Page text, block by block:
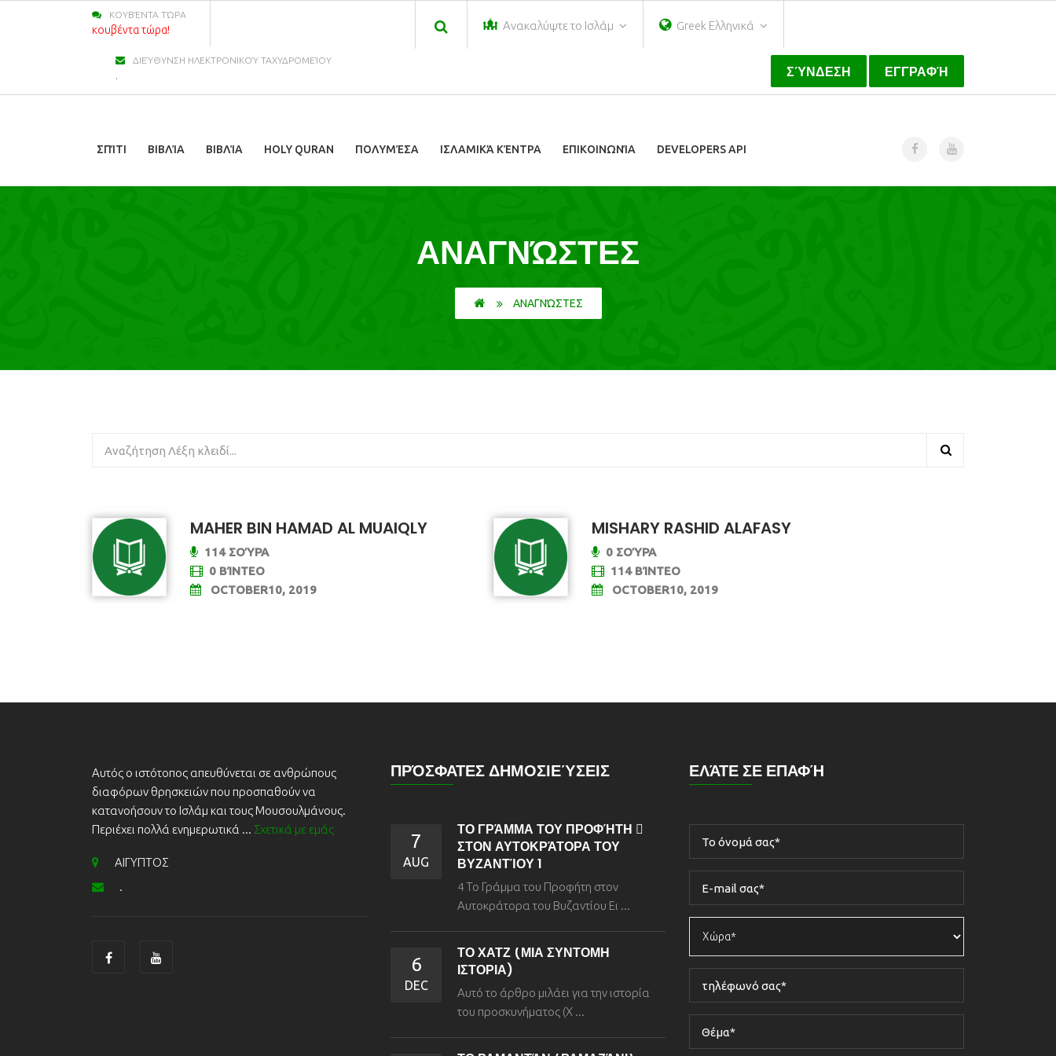
ΚΟΥΒΈΝΤΑ ΤΏΡΑ
κουβέντα τώρα!
ΔΙΕΎΘΥΝΣΗ ΗΛΕΚΤΡΟΝΙΚΟΎ ΤΑΧΥΔΡΟΜΕΊΟΥ
.
Ανακαλύψτε το Ισλάμ Greek Ελληνικά
ΣΎΝΔΕΣΗ ΕΓΓΡΑΦΉ
ΣΠΊΤΙ ΒΙΒΛΊΑ ΒΙΒΛΊΑ HOLY QURAN ΠΟΛΥΜΈΣΑ ΙΣΛΑΜΙΚΆ ΚΈΝΤΡΑ ΕΠΙΚΟΙΝΩΝΊΑ DEVELOPERS API
ΑΝΑΓΝΏΣΤΕΣ
ΑΝΑΓΝΏΣΤΕΣ
MAHER BIN HAMAD AL MUAIQLY
114 ΣΟΎΡΑ
0 ΒΊΝΤΕΟ
OCTOBER10, 2019
MISHARY RASHID ALAFASY
0 ΣΟΎΡΑ
114 ΒΊΝΤΕΟ
OCTOBER10, 2019
Αυτός ο ιστότοπος απευθύνεται σε ανθρώπους
διαφόρων θρησκειών που προσπαθούν να
κατανοήσουν το Ισλάμ και τους Μουσουλμάνους.
Περιέχει πολλά ενημερωτικά ... Σχετικά με εμάς
ΑΙΓΥΠΤΟΣ
.
ΠΡΌΣΦΑΤΕΣ ΔΗΜΟΣΙΕΎΣΕΙΣ
7
AUG
ΤΟ ΓΡΆΜΜΑ ΤΟΥ ΠΡΟΦΉΤΗ 
ΣΤΟΝ ΑΥΤΟΚΡΆΤΟΡΑ ΤΟΥ
ΒΥΖΑΝΤΊΟΥ 1
4 Το Γράμμα του Προφήτη στον
Αυτοκράτορα του Βυζαντίου Ει ...
6
DEC
ΤΟ ΧΑΤΖ (ΜΙΑ ΣΥΝΤΟΜΗ
ΙΣΤΟΡΙΑ)
Αυτό το άρθρο μιλάει για την ιστορία
του προσκυνήματος (Χ ...
ΕΛΆΤΕ ΣΕ ΕΠΑΦΉ